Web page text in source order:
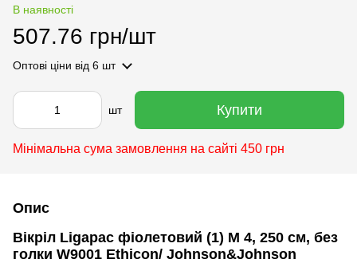
В наявності
507.76 грн/шт
Оптові ціни від 6 шт
шт Купити
Мінімальна сума замовлення на сайті 450 грн
Опис
Вікріл Ligapac фіолетовий (1) М 4, 250 см, без
голки W9001 Ethicon/ Johnson&Johnson